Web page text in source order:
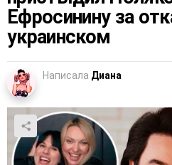
Ефросинину за
украинском
Написала Диана